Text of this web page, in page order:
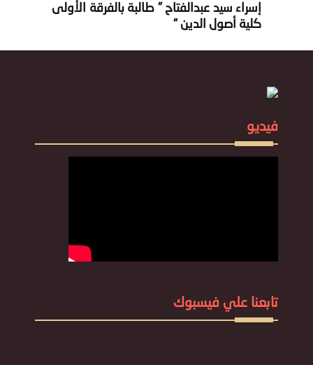
إسراء سيد عبدالفتاح ” طالبة بالفرقة الأولى
كلية أصول الدين “
فيديو
تابعنا علي فيسبوك